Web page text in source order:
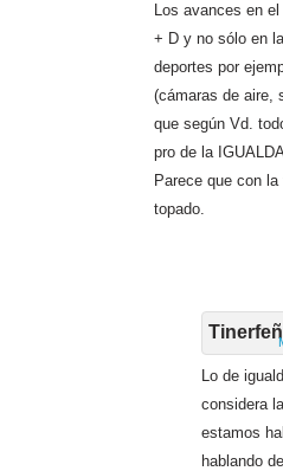
Los avances en
+ D y no sólo en
deportes por
(cámaras de aire,
que según Vd.
pro de la
Parece que con
topado.
Lo de
considera
estamos
hablando